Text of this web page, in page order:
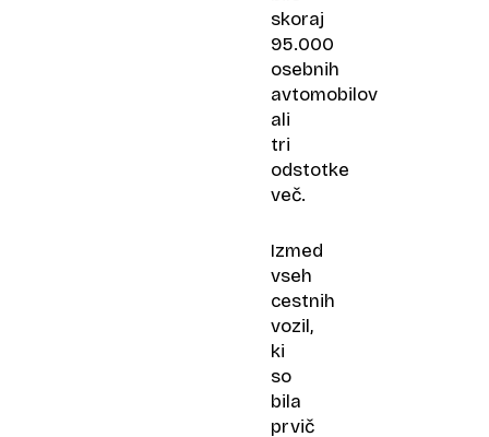
skoraj
95.000
osebnih
avtomobilov
ali
tri
odstotke
več.
Izmed
vseh
cestnih
vozil,
ki
so
bila
prvič